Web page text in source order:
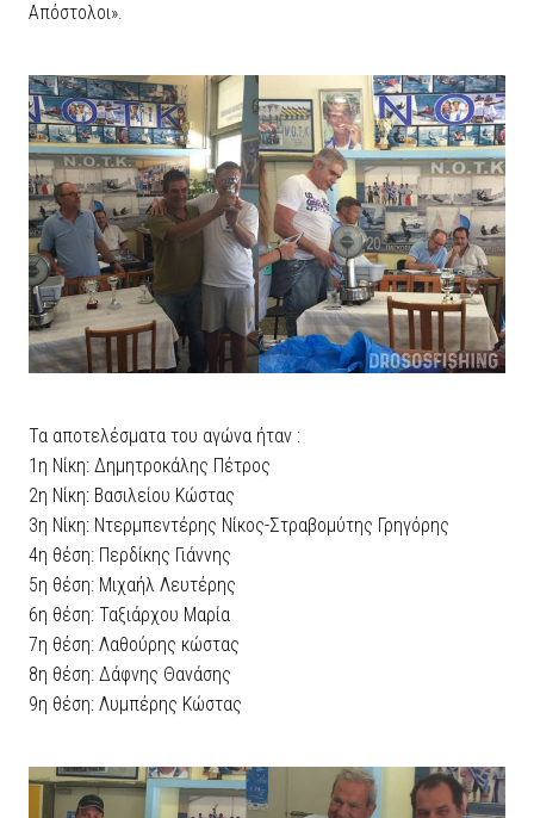
Απόστολοι».
Τα αποτελέσματα του αγώνα ήταν :
1η Νίκη: Δημητροκάλης Πέτρος
2η Νίκη: Βασιλείου Κώστας
3η Νίκη: Ντερμπεντέρης Νίκος-Στραβομύτης Γρηγόρης
4η θέση: Περδίκης Γιάννης
5η θέση: Μιχαήλ Λευτέρης
6η θέση: Ταξιάρχου Μαρία
7η θέση: Λαθούρης κώστας
8η θέση: Δάφνης Θανάσης
9η θέση: Λυμπέρης Κώστας